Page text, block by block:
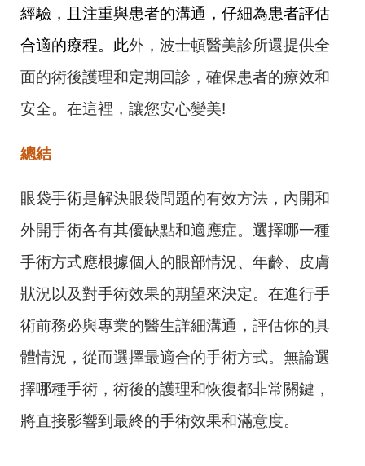
經驗，且注重與患者的溝通，仔細為患者評估
合適的療程。此外，波士頓醫美診所還提供全
面的術後護理和定期回診，確保患者的療效和
安全。在這裡，讓您安心變美!
總結
眼袋手術是解決眼袋問題的有效方法，內開和
外開手術各有其優缺點和適應症。選擇哪一種
手術方式應根據個人的眼部情況、年齡、皮膚
狀況以及對手術效果的期望來決定。在進行手
術前務必與專業的醫生詳細溝通 ，評估你的具
體情況，從而選擇最適合的手術方式。無論選
擇哪種手術，術後的護理和恢復都非常關鍵，
將直接影響到最終的手術效果和滿意度。